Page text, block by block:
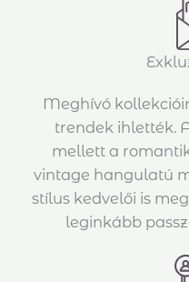
Meghívó
trendek ihlették.
mellett a
vintage hangulatú
stílus kedvelői is
leginkább